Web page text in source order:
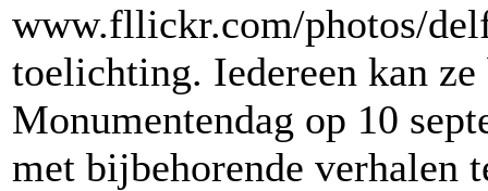
www.fllickr.com/photos/
toelichting. Iedereen kan
Monumentendag op 10
met bijbehorende verhalen